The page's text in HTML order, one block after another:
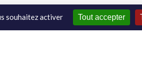
souhaitez activer Tout accepter